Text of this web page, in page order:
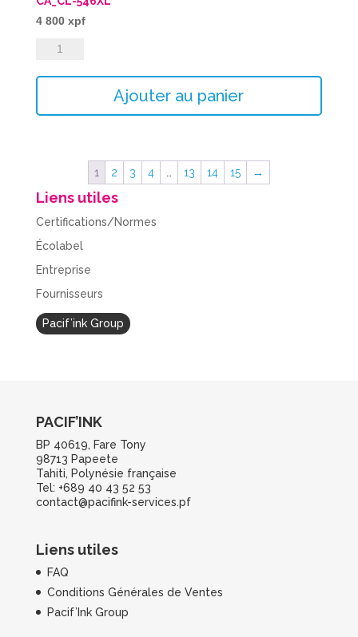
4 800 xpf
quantité
CA_CL-
Ajouter au panier
1 2 3 4 … 13 14 15 →
Liens utiles
Certifications/Normes
Écolabel
Entreprise
Fournisseurs
Pacif’ink Group
PACIF’INK
BP 40619, Fare Tony
98713 Papeete
Tahiti, Polynésie française
Tel: +689 40 43 52 53
contact@pacifink-services.pf
Liens utiles
FAQ
Conditions Générales de Ventes
Pacif’Ink Group